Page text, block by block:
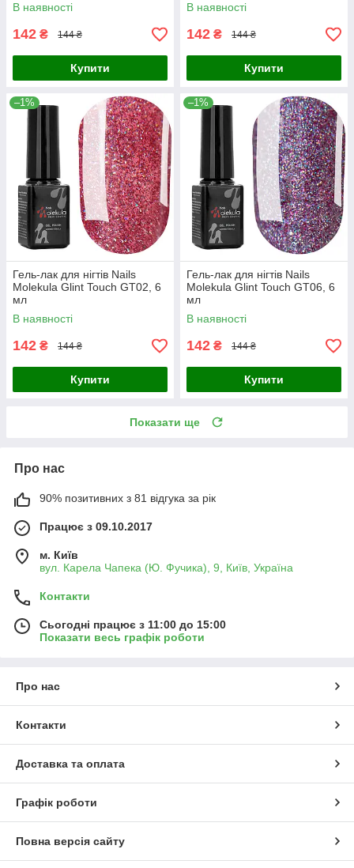
В наявності
142 ₴ 144 ₴
Купити
В наявності
142 ₴ 144 ₴
Купити
–1%
Гель-лак для нігтів Nails
Molekula Glint Touch GT02, 6
мл
В наявності
142 ₴ 144 ₴
Купити
–1%
Гель-лак для нігтів Nails
Molekula Glint Touch GT06, 6
мл
В наявності
142 ₴ 144 ₴
Купити
Показати ще
Про нас
90% позитивних з 81 відгука за рік
Працює з 09.10.2017
м. Київ
вул. Карела Чапека (Ю. Фучика), 9, Київ, Україна
Контакти
Сьогодні працює з 11:00 до 15:00
Показати весь графік роботи
Про нас
Контакти
Доставка та оплата
Графік роботи
Повна версія сайту